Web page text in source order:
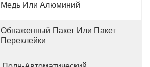
Медь Или Алюминий
Обнаженный Пакет Или Пакет
Переклейки